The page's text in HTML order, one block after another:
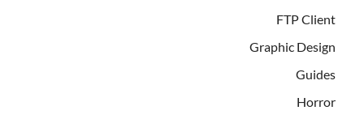
FTP Client
Graphic Design
Guides
Horror